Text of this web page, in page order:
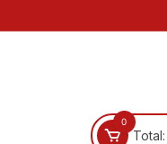
0
Total: